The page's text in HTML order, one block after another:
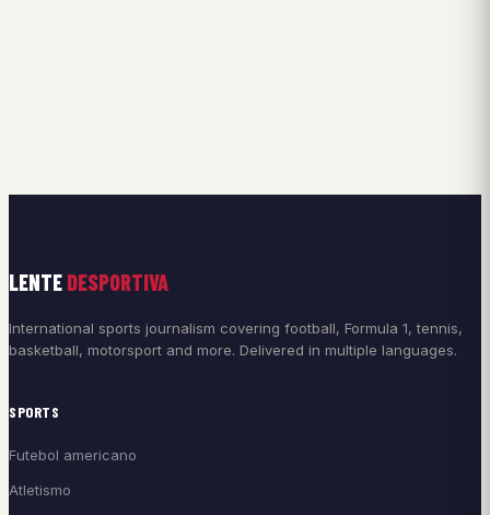
LENTE DESPORTIVA
International sports journalism covering football, Formula 1, tennis,
basketball, motorsport and more. Delivered in multiple languages.
SPORTS
Futebol americano
Atletismo